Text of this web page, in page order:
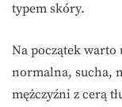
typem skóry.
Na początek
normalna, sucha,
mężczyźni z cerą